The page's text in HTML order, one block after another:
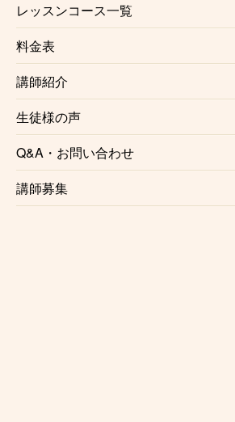
レッスンコース一覧
料金表
講師紹介
生徒様の声
Q&A・お問い合わせ
講師募集
甲南山手
六甲道